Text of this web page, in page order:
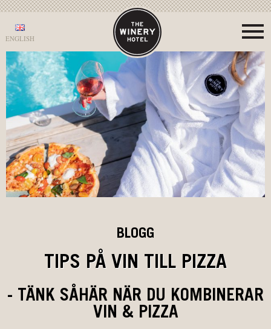
ENGLISH
BLOGG
TIPS PÅ VIN TILL PIZZA
- TÄNK SÅHÄR NÄR DU KOMBINERAR
VIN & PIZZA